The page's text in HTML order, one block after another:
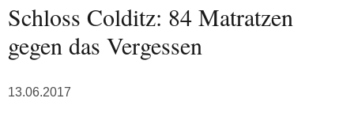
Schloss Colditz: 84 Matratzen
gegen das Vergessen
13.06.2017